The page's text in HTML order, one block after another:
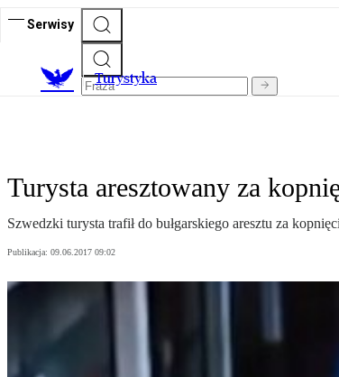
Serwisy
Turystyka
Turysta aresztowany za
Szwedzki turysta trafił do bułgarskiego aresztu za
Publikacja: 09.06.2017 09:02